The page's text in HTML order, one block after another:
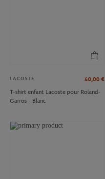
LACOSTE 40,00 €
T-shirt enfant Lacoste pour Roland-
Garros - Blanc